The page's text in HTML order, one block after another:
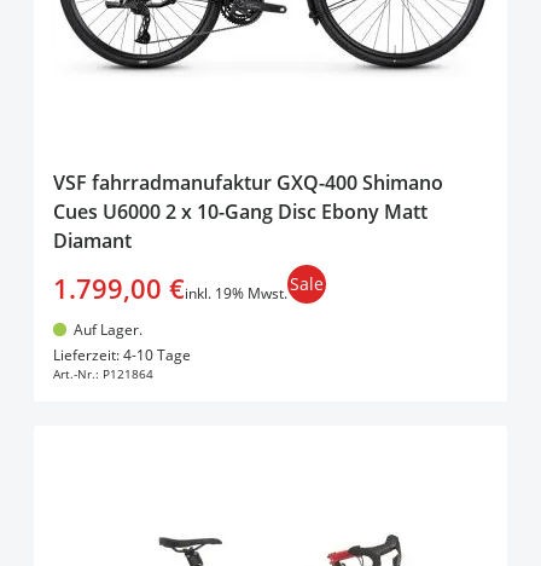
VSF fahrradmanufaktur GXQ-400 Shimano
Cues U6000 2 x 10-Gang Disc Ebony Matt
Diamant
1.799,00 €inkl. 19% Mwst.Sale
Auf Lager.
Lieferzeit: 4-10 Tage
Art.-Nr.: P121864